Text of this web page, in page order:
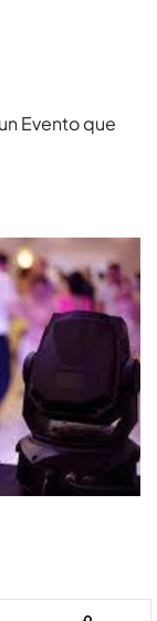
Evento que